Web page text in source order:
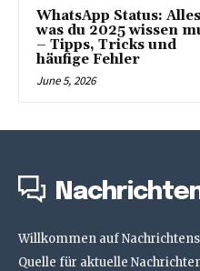
WhatsApp Status:
was du 2025 wissen
– Tipps, Tricks und
häufige Fehler
June 5, 2026
Willkommen auf
Quelle für aktuelle